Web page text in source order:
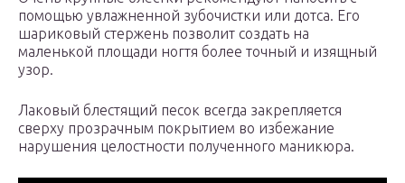
помощью увлажненной зубочистки или дотса. Его
шариковый стержень позволит создать на
маленькой площади ногтя более точный и изящный
узор.
Лаковый блестящий песок всегда закрепляется
сверху прозрачным покрытием во избежание
нарушения целостности полученного маникюра.